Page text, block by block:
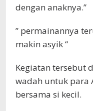
dengan anaknya.”
” permainannya
makin asyik “
Kegiatan tersebut
wadah untuk para
bersama si kecil.